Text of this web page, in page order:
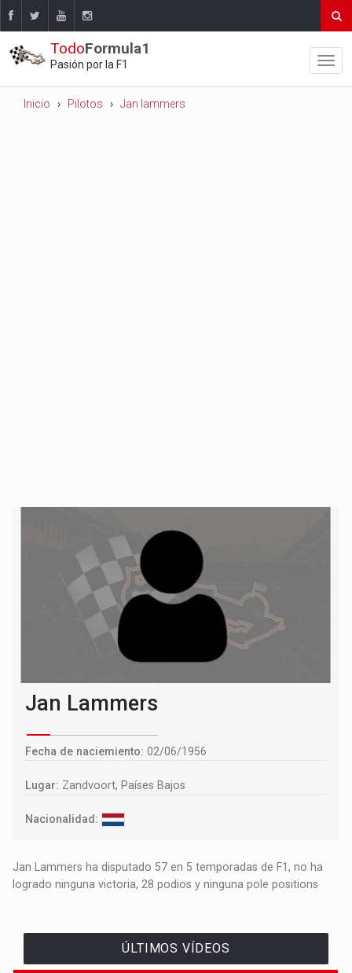
TodoFormula1
Pasión por la F1
Inicio Pilotos Jan lammers
Jan Lammers
Fecha de naciemiento:02/06/1956
Lugar: Zandvoort, Países Bajos
Nacionalidad:
Jan Lammers ha disputado 57 en 5 temporadas de F1, no ha
logrado ninguna victoria, 28 podios y ninguna pole positions
ÚLTIMOS VÍDEOS